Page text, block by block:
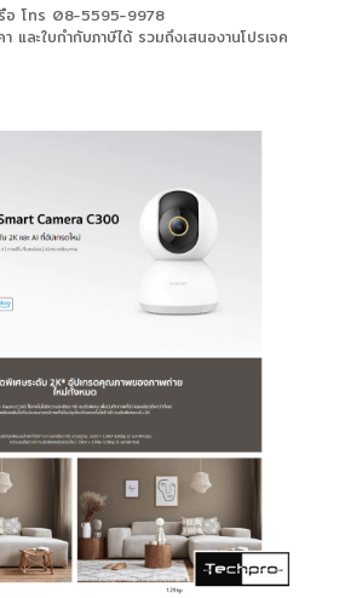
อ โทร 08-5595-9978
และใบกำกับภาษีได้ รวมถึงเสนองานโปรเจค